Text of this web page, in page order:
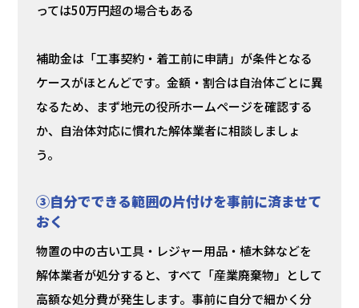
っては50万円超の場合もある
補助金は「工事契約・着工前に申請」が条件となる
ケースがほとんどです。金額・割合は自治体ごとに異
なるため、まず地元の役所ホームページを確認する
か、自治体対応に慣れた解体業者に相談しましょ
う。
③自分でできる範囲の片付けを事前に済ませて
おく
物置の中の古い工具・レジャー用品・植木鉢などを
解体業者が処分すると、すべて「産業廃棄物」として
高額な処分費が発生します。事前に自分で細かく分